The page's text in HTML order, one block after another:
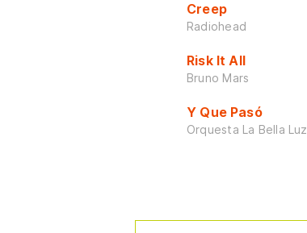
Creep
Radiohead
Risk It All
Bruno Mars
Y Que Pasó
Orquesta La Bella Luz